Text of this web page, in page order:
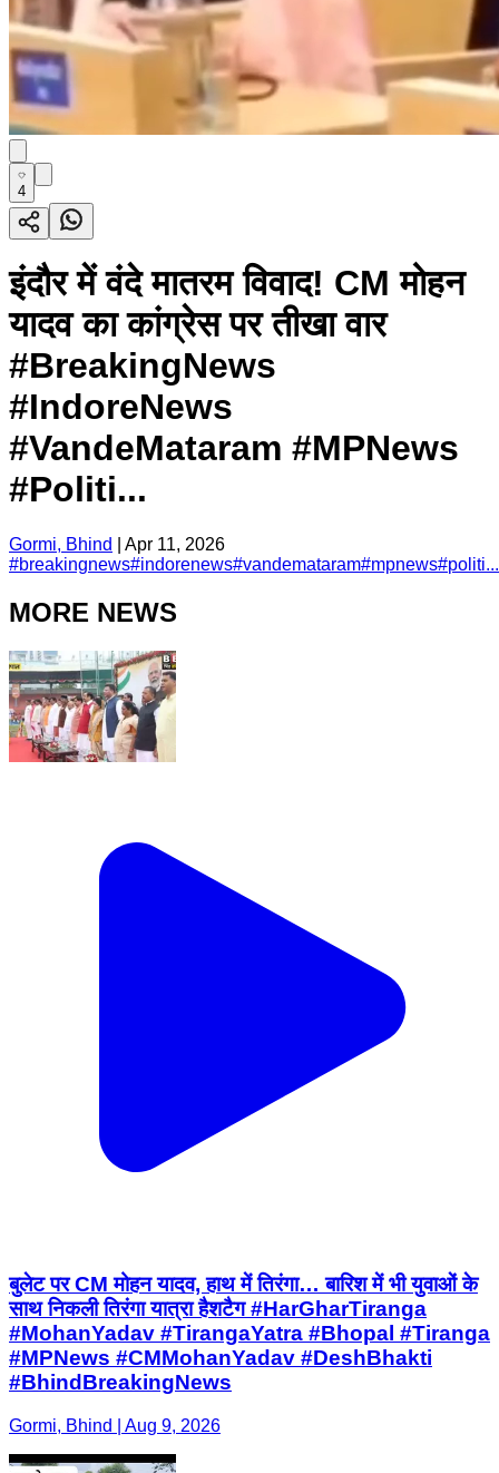
4
इंदौर में वंदे मातरम विवाद! CM मोहन
यादव का कांग्रेस पर तीखा वार
#BreakingNews
#IndoreNews
#VandeMataram #MPNews
#Politi...
Gormi, Bhind
Apr 11, 2026
#breakingnews#indorenews#vandemataram#mpnews#politi...
MORE NEWS
बुलेट पर CM मोहन यादव, हाथ में तिरंगा… बारिश में भी युवाओं के
साथ निकली तिरंगा यात्रा हैशटैग #HarGharTiranga
#MohanYadav #TirangaYatra #Bhopal #Tiranga
#MPNews #CMMohanYadav #DeshBhakti
#BhindBreakingNews
Gormi, Bhind | Aug 9, 2026